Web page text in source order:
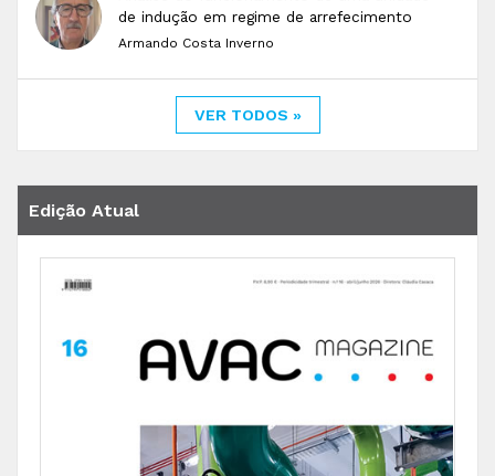
de indução em regime de arrefecimento
Armando Costa Inverno
VER TODOS »
Edição Atual